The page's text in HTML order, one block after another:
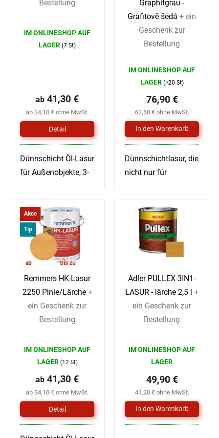
Bestellung
von
5
Sternen.
IM ONLINESHOP AUF
LAGER (7 St)
ab 34,10 € ohne MwSt.
ab 41,30 €
Detail
Dünnschicht Öl-Lasur
für Außenobjekte, 3-
Merkblatt
Graphitgrau -
Grafitově šedá + ein
Geschenk zur
Bestellung
IM ONLINESHOP AUF
LAGER (>20 St)
63,60 € ohne MwSt.
76,90 €
Dünnschichtlasur, die
nicht nur für
Verblauung und
beugt Fäulnis vor.
Akce
Tip
ab 41,30 € bis zu
Remmers HK-Lasur
2250 Pinie/Lärche +
ein Geschenk zur
Bestellung
ist
5,0
von
5
IM ONLINESHOP AUF
LAGER (12 St)
ab 34,10 € ohne MwSt.
ab 41,30 €
Detail
Adler PULLEX 3IN1-
LASUR - lärche 2,5 l +
ein Geschenk zur
Bestellung
ist
5,0
von
5
IM ONLINESHOP AUF
LAGER
41,20 € ohne MwSt.
49,90 €